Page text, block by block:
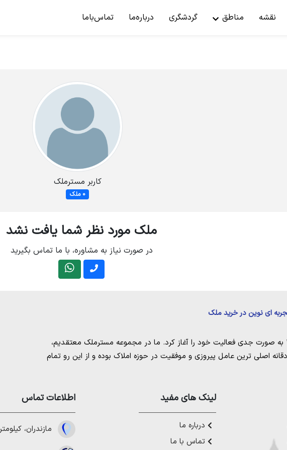
نقشه مناطق گردشگری درباره‌ما تماس‌باما
کاربر مسترملک
0 ملک
ملک مورد نظر شما یافت نشد
در صورت نیاز به مشاوره، با ما تماس بگیرید
ای نوین در خرید ملک
مسترملک معتقدیم،
اصلی ترین عامل پیروزی و موفقیت در حوزه املاک بوده و از این رو تمام
تا بتوانیم با صداقت کامل بهترین ها را برای مشتریانمان به ارمغان
در نور خرید زمین در چمستان،خرید زمین در نوشهر
خرید زمین در
خرید ویلا در شمال،خرید ویلا در نور
خرید ویلا در
خرید ویلا در محمودآبادو
میتوانیم به هموطنان
لینک های مفید
درباره ما
تماس با ما
اطلاعات تماس
مازندران، کیلومتر 10 نور به چمستان